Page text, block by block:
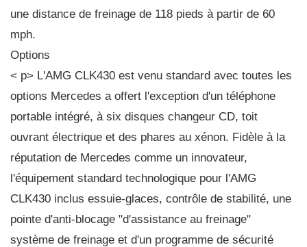
une distance de freinage de 118 pieds à partir de 60
mph.
Options
< p> L'AMG CLK430 est venu standard avec toutes les
options Mercedes a offert l'exception d'un téléphone
portable intégré, à six disques changeur CD, toit
ouvrant électrique et des phares au xénon. Fidèle à la
réputation de Mercedes comme un innovateur,
l'équipement standard technologique pour l'AMG
CLK430 inclus essuie-glaces, contrôle de stabilité, une
pointe d'anti-blocage "d'assistance au freinage"
système de freinage et d'un programme de sécurité